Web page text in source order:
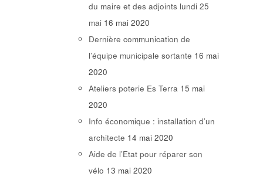
du maire et des adjoints lundi 25
mai 16 mai 2020
Dernière communication de
l’équipe municipale sortante 16 mai
2020
Ateliers poterie Es Terra 15 mai
2020
Info économique : installation d’un
architecte 14 mai 2020
Aide de l’Etat pour réparer son
vélo 13 mai 2020